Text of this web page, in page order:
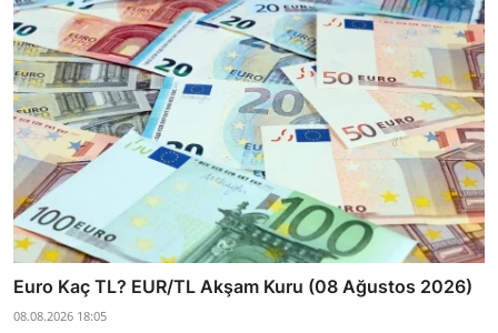
Euro Kaç TL? EUR/TL Akşam Kuru (08 Ağustos 2026)
08.08.2026 18:05